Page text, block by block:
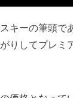
キーの筆頭で
りしてプレミ